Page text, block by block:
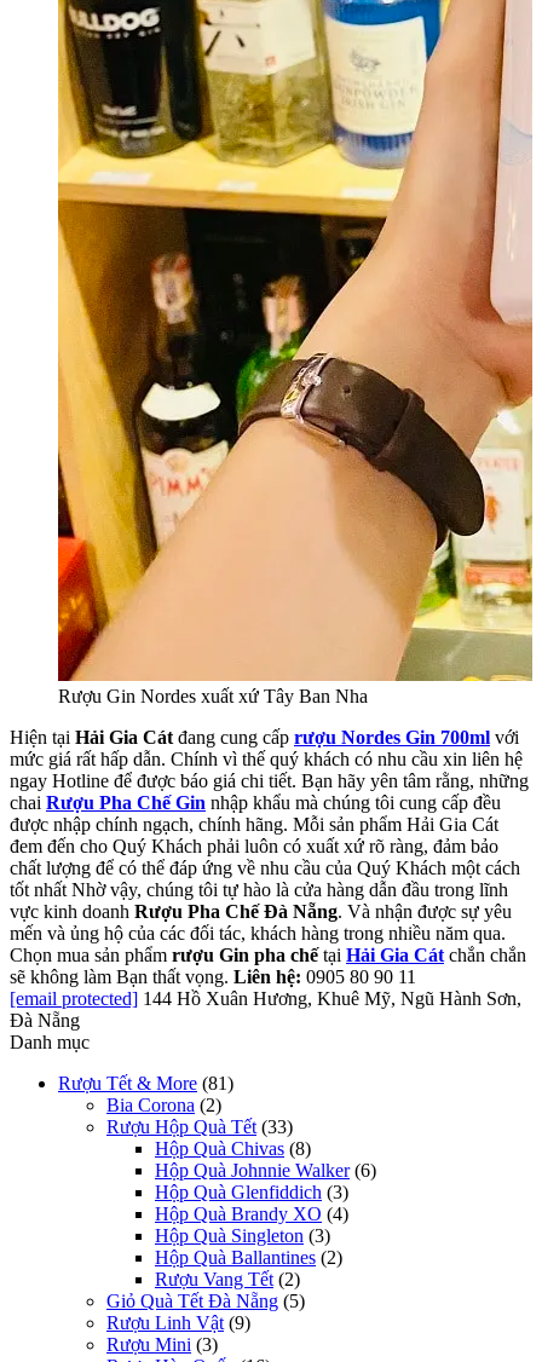
Rượu Gin Nordes xuất xứ Tây Ban Nha
Hiện tại Hải Gia Cát đang cung cấp rượu Nordes Gin 700ml với
mức giá rất hấp dẫn. Chính vì thế quý khách có nhu cầu xin liên hệ
ngay Hotline để được báo giá chi tiết. Bạn hãy yên tâm rằng, những
chai Rượu Pha Chế Gin nhập khẩu mà chúng tôi cung cấp đều
được nhập chính ngạch, chính hãng. Mỗi sản phẩm Hải Gia Cát
đem đến cho Quý Khách phải luôn có xuất xứ rõ ràng, đảm bảo
chất lượng để có thể đáp ứng về nhu cầu của Quý Khách một cách
tốt nhất Nhờ vậy, chúng tôi tự hào là cửa hàng dẫn đầu trong lĩnh
vực kinh doanh Rượu Pha Chế Đà Nẵng. Và nhận được sự yêu
mến và ủng hộ của các đối tác, khách hàng trong nhiều năm qua.
Chọn mua sản phẩm rượu Gin pha chếtại Hải Gia Cát chắn chắn
sẽ không làm Bạn thất vọng. Liên hệ: 0905 80 90 11
[email protected] 144 Hồ Xuân Hương, Khuê Mỹ, Ngũ Hành Sơn,
Đà Nẵng
Danh mục
Rượu Tết & More (81)
Bia Corona (2)
Rượu Hộp Quà Tết (33)
Hộp Quà Chivas (8)
Hộp Quà Johnnie Walker (6)
Hộp Quà Glenfiddich (3)
Hộp Quà Brandy XO (4)
Hộp Quà Singleton (3)
Hộp Quà Ballantines (2)
Rượu Vang Tết (2)
Giỏ Quà Tết Đà Nẵng (5)
Rượu Linh Vật (9)
Rượu Mini (3)